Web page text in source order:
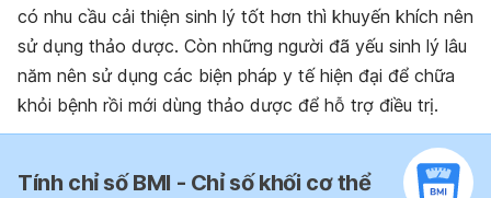
có nhu cầu cải thiện sinh lý tốt hơn thì khuyến khích nên
sử dụng thảo dược. Còn những người đã yếu sinh lý lâu
năm nên sử dụng các biện pháp y tế hiện đại để chữa
khỏi bệnh rồi mới dùng thảo dược để hỗ trợ điều trị.
Tính chỉ số BMI - Chỉ số khối cơ thể